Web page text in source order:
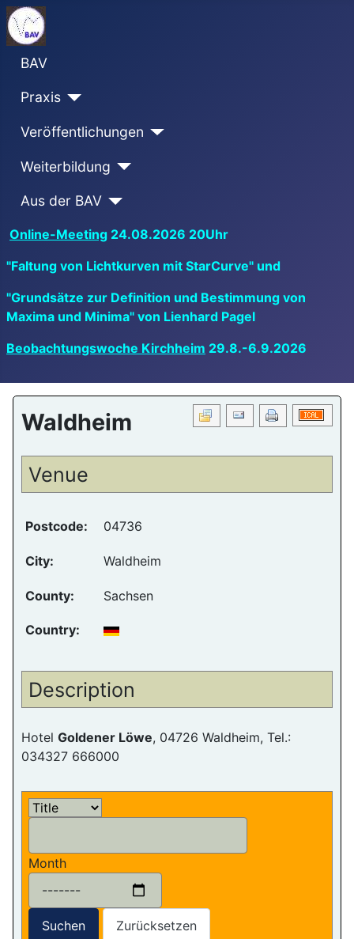
BAV
Praxis
Veröffentlichungen
Weiterbildung
Aus der BAV
Online-Meeting 24.08.2026 20Uhr
"Faltung von Lichtkurven mit StarCurve" und
"Grundsätze zur Definition und Bestimmung von
Maxima und Minima" von Lienhard Pagel
Beobachtungswoche Kirchheim 29.8.-6.9.2026
Waldheim
Venue
Postcode: 04736
City: Waldheim
County: Sachsen
Country:
Description
Hotel Goldener Löwe, 04726 Waldheim, Tel.:
034327 666000
Month
Suchen Zurücksetzen